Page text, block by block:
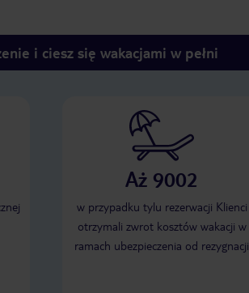
i ciesz się wakacjami w pełni
Aż 9002
w przypadku tylu rezerwacji Klienci
otrzymali zwrot kosztów wakacji w
ramach ubezpieczenia od rezygnacji